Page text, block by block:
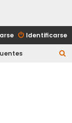
Identificarse